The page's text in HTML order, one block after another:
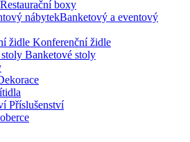
Restaurační boxy
Banketový a eventový
Konferenční židle
Banketové stoly
Příslušenství